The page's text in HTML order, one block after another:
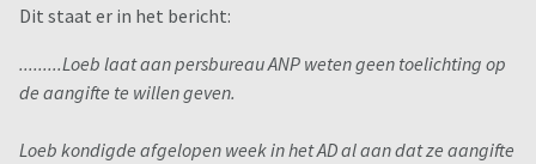
Dit staat er in het bericht:
.........Loeb laat aan persbureau ANP weten geen toelichting op
de aangifte te willen geven.
Loeb kondigde afgelopen week in het AD al aan dat ze aangifte